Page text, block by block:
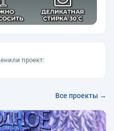
проект:
Все проекты →